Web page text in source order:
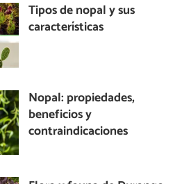
Tipos de nopal y sus
características
Nopal: propiedades,
beneficios y
contraindicaciones